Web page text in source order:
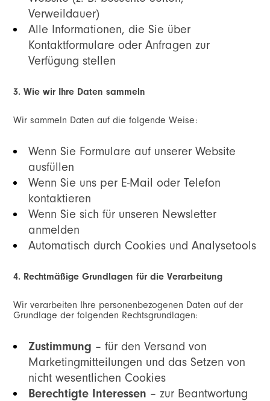
Verweildauer)
Alle Informationen, die Sie über
Kontaktformulare oder Anfragen zur
Verfügung stellen
3. Wie wir Ihre Daten sammeln
Wir sammeln Daten auf die folgende Weise:
Wenn Sie Formulare auf unserer Website
ausfüllen
Wenn Sie uns per E-Mail oder Telefon
kontaktieren
Wenn Sie sich für unseren Newsletter
anmelden
Automatisch durch Cookies und Analysetools
4. Rechtmäßige Grundlagen für die Verarbeitung
Wir verarbeiten Ihre personenbezogenen Daten auf der
Grundlage der folgenden Rechtsgrundlagen:
Zustimmung – für den Versand von
Marketingmitteilungen und das Setzen von
nicht wesentlichen Cookies
Berechtigte Interessen – zur Beantwortung